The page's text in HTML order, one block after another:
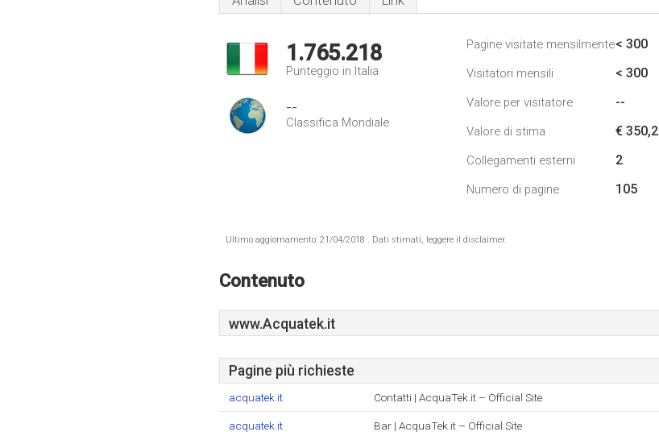
1.765.218
Punteggio in Italia
--
Classifica Mondiale
Pagine visitate mensilmente< 300
Visitatori mensili < 300
Valore per visitatore --
Valore di stima € 350,2
Collegamenti esterni 2
Numero di pagine 105
Ultimo aggiornamento: 21/04/2018 . Dati stimati, leggere il disclaimer.
Contenuto
www.Acquatek.it
Pagine più richieste
acquatek.it Contatti | AcquaTek.it – Official Site
acquatek.it Bar | AcquaTek.it – Official Site